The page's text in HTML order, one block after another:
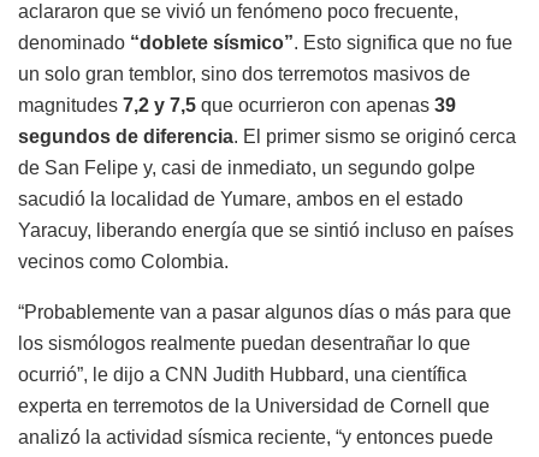
aclararon que se vivió un fenómeno poco frecuente,
denominado “doblete sísmico”. Esto significa que no fue
un solo gran temblor, sino dos terremotos masivos de
magnitudes 7,2 y 7,5 que ocurrieron con apenas 39
segundos de diferencia. El primer sismo se originó cerca
de San Felipe y, casi de inmediato, un segundo golpe
sacudió la localidad de Yumare, ambos en el estado
Yaracuy, liberando energía que se sintió incluso en países
vecinos como Colombia.
“Probablemente van a pasar algunos días o más para que
los sismólogos realmente puedan desentrañar lo que
ocurrió”, le dijo a CNN Judith Hubbard, una científica
experta en terremotos de la Universidad de Cornell que
analizó la actividad sísmica reciente, “y entonces puede